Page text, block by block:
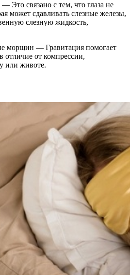
— Это связано с тем, что глаза не
может сдавливать слезные железы,
слезную жидкость,
морщин — Гравитация помогает
отличие от компрессии,
или животе.